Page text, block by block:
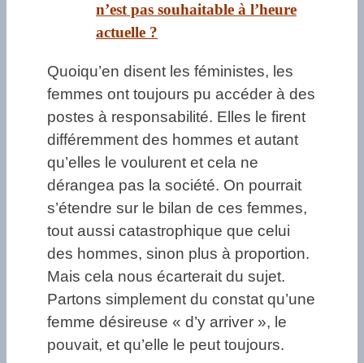
n’est pas souhaitable à l’heure
actuelle ?
Quoiqu’en disent les féministes, les
femmes ont toujours pu accéder à des
postes à responsabilité. Elles le firent
différemment des hommes et autant
qu’elles le voulurent et cela ne
dérangea pas la société. On pourrait
s’étendre sur le bilan de ces femmes,
tout aussi catastrophique que celui
des hommes, sinon plus à proportion.
Mais cela nous écarterait du sujet.
Partons simplement du constat qu’une
femme désireuse « d’y arriver », le
pouvait, et qu’elle le peut toujours.